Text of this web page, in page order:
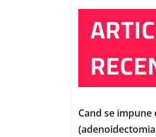
Cand se